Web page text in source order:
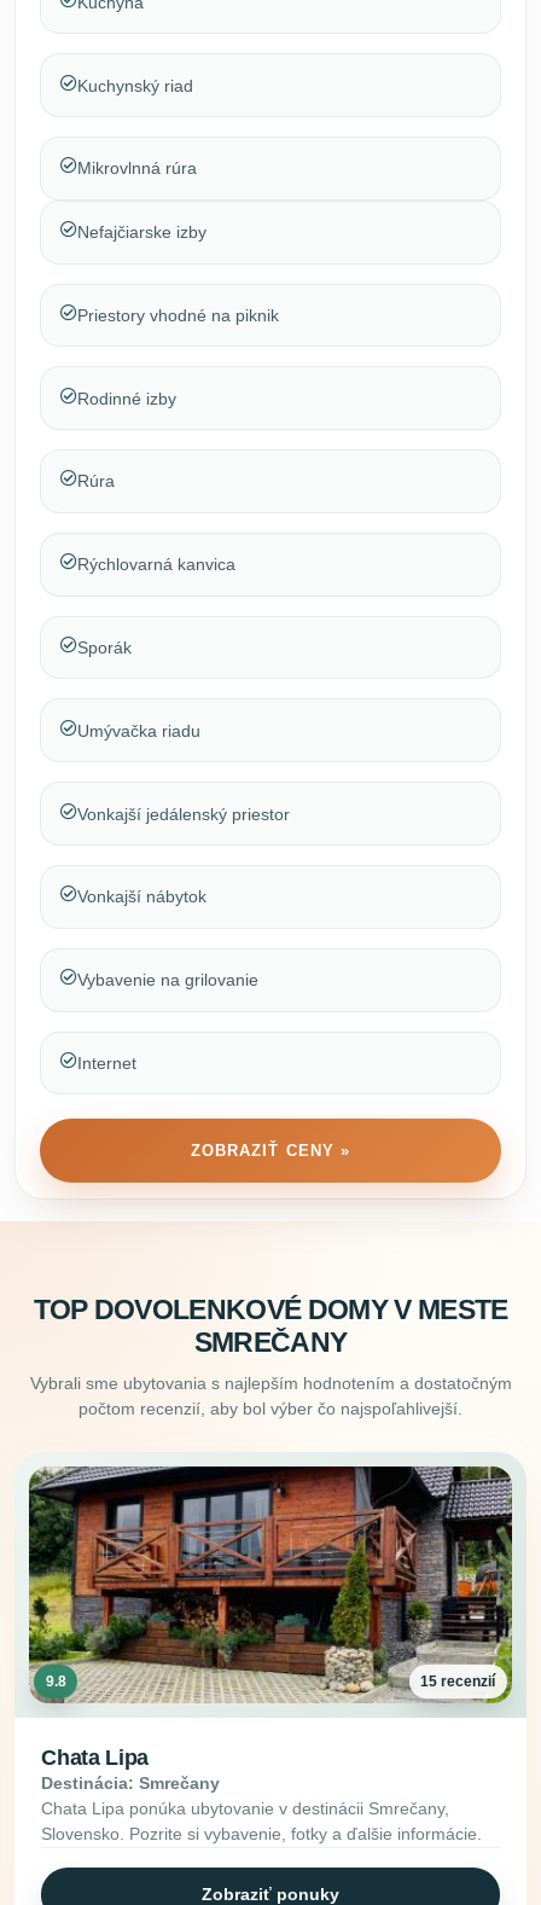
Kuchynský riad
Mikrovlnná rúra
Nefajčiarske izby
Priestory vhodné na piknik
Rodinné izby
Rúra
Rýchlovarná kanvica
Sporák
Umývačka riadu
Vonkajší jedálenský priestor
Vonkajší nábytok
Vybavenie na grilovanie
Internet
ZOBRAZIŤ CENY »
TOP DOVOLENKOVÉ DOMY V MESTE
SMREČANY
Vybrali sme ubytovania s najlepším hodnotením a dostatočným
počtom recenzií, aby bol výber čo najspoľahlivejší.
9.8 15 recenzií
Chata Lipa
Destinácia: Smrečany
Chata Lipa ponúka ubytovanie v destinácii Smrečany,
Slovensko. Pozrite si vybavenie, fotky a ďalšie informácie.
Zobraziť ponuky